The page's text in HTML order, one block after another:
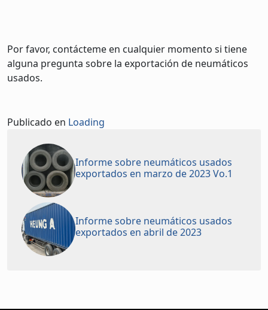
Por favor, contácteme en cualquier momento si tiene
alguna pregunta sobre la exportación de neumáticos
usados.
Publicado en Loading
Informe sobre neumáticos usados
exportados en marzo de 2023 Vo.1
Informe sobre neumáticos usados
exportados en abril de 2023